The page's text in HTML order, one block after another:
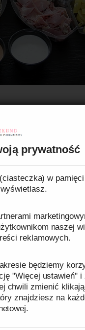
prywatność
w
naszej
reklamowych.
będziemy
"Więcej ustawień"
chwili zmienić
znajdziesz na
w wielu
i odporne na
wszędzie – w
przyczyniły się
lekkie, co
odporne na